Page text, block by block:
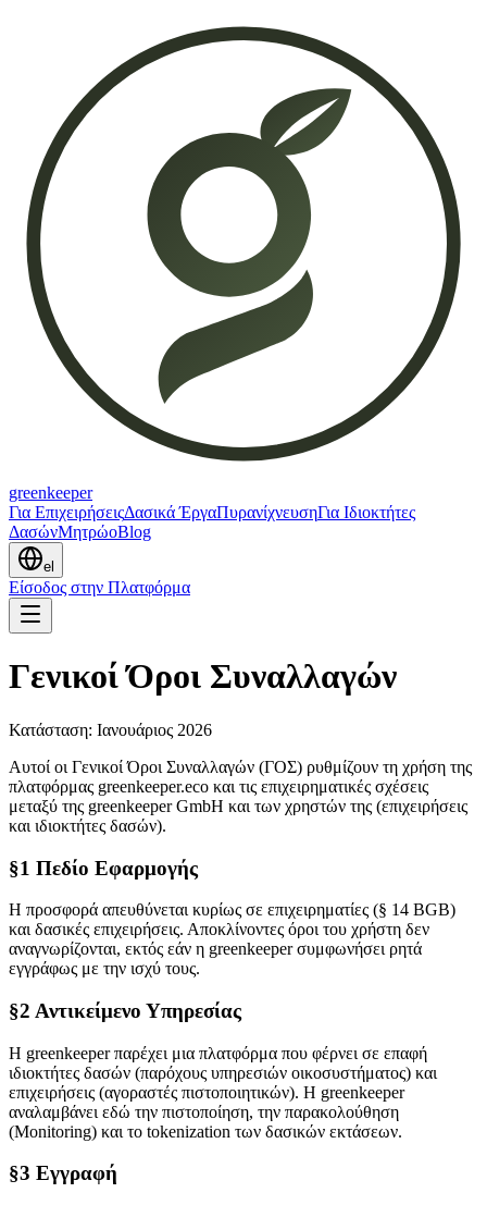
greenkeeper
Για ΕπιχειρήσειςΔασικά ΈργαΠυρανίχνευσηΓια Ιδιοκτήτες
ΔασώνΜητρώοBlog
el
Είσοδος στην Πλατφόρμα
Γενικοί Όροι Συναλλαγών
Κατάσταση: Ιανουάριος 2026
Αυτοί οι Γενικοί Όροι Συναλλαγών (ΓΟΣ) ρυθμίζουν τη χρήση της
πλατφόρμας greenkeeper.eco και τις επιχειρηματικές σχέσεις
μεταξύ της greenkeeper GmbH και των χρηστών της (επιχειρήσεις
και ιδιοκτήτες δασών).
§1 Πεδίο Εφαρμογής
Η προσφορά απευθύνεται κυρίως σε επιχειρηματίες (§ 14 BGB)
και δασικές επιχειρήσεις. Αποκλίνοντες όροι του χρήστη δεν
αναγνωρίζονται, εκτός εάν η greenkeeper συμφωνήσει ρητά
εγγράφως με την ισχύ τους.
§2 Αντικείμενο Υπηρεσίας
Η greenkeeper παρέχει μια πλατφόρμα που φέρνει σε επαφή
ιδιοκτήτες δασών (παρόχους υπηρεσιών οικοσυστήματος) και
επιχειρήσεις (αγοραστές πιστοποιητικών). Η greenkeeper
αναλαμβάνει εδώ την πιστοποίηση, την παρακολούθηση
(Monitoring) και το tokenization των δασικών εκτάσεων.
§3 Εγγραφή